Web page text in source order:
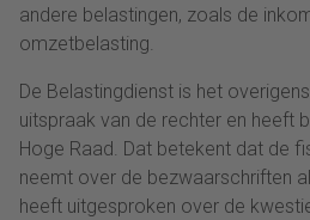
andere belastingen, zoals de
omzetbelasting.
De Belastingdienst is het
uitspraak van de rechter en heeft
Hoge Raad. Dat betekent dat de
neemt over de bezwaarschriften
heeft uitgesproken over de